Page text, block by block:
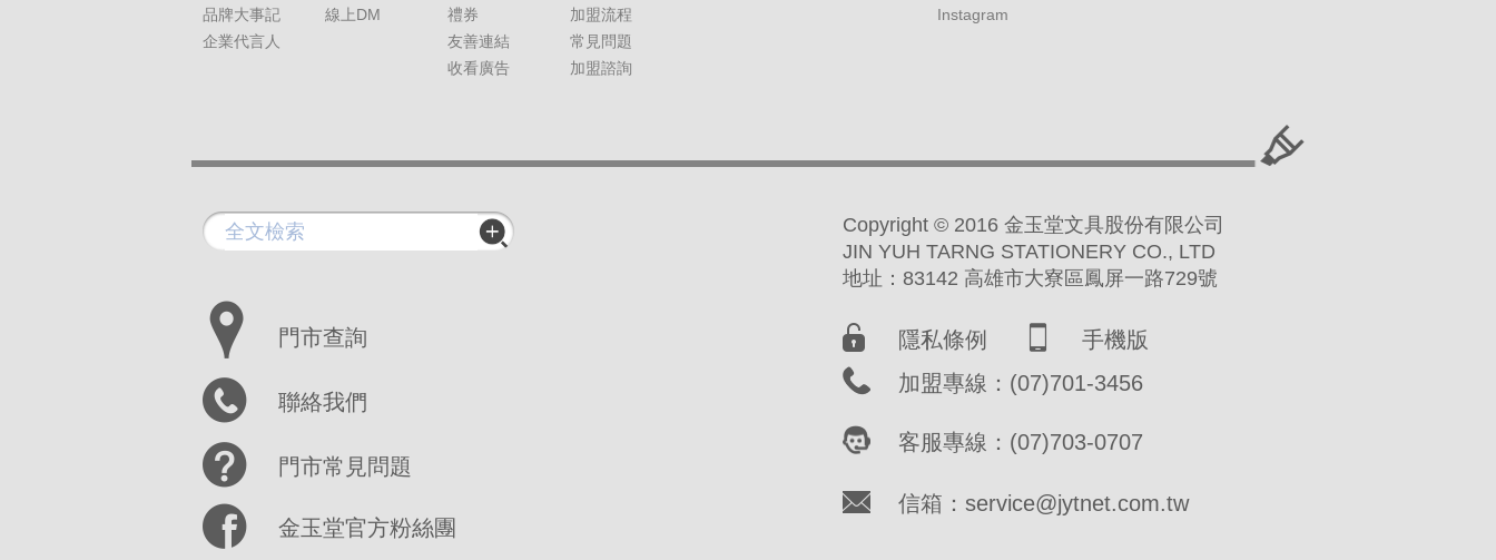
品牌大事記
企業代言人
線上DM
禮券
友善連結
收看廣告
加盟流程
常見問題
加盟諮詢
Instagram
門市查詢
聯絡我們
門市常見問題
金玉堂官方粉絲團
Copyright © 2016 金玉堂文具股份有限公司
JIN YUH TARNG STATIONERY CO., LTD
地址：83142 高雄市大寮區鳳屏一路729號
隱私條例
手機版
加盟專線：(07)701-3456
客服專線：(07)703-0707
信箱：service@jytnet.com.tw